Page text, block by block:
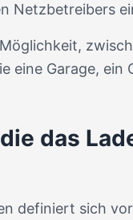
Netzbetreibers
eine Garage,
das
definiert sich